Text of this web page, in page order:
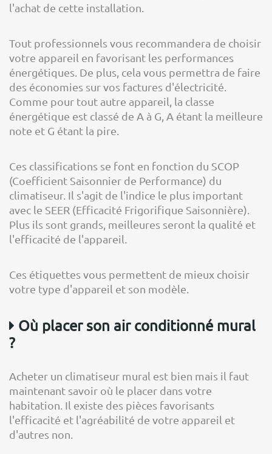
l'achat de cette installation.
Tout professionnels vous recommandera de choisir
votre appareil en favorisant les performances
énergétiques. De plus, cela vous permettra de faire
des économies sur vos factures d'électricité.
Comme pour tout autre appareil, la classe
énergétique est classé de A à G, A étant la meilleure
note et G étant la pire.
Ces classifications se font en fonction du SCOP
(Coefficient Saisonnier de Performance) du
climatiseur. Il s'agit de l'indice le plus important
avec le SEER (Efficacité Frigorifique Saisonnière).
Plus ils sont grands, meilleures seront la qualité et
l'efficacité de l'appareil.
Ces étiquettes vous permettent de mieux choisir
votre type d'appareil et son modèle.
Où placer son air conditionné mural
?
Acheter un climatiseur mural est bien mais il faut
maintenant savoir où le placer dans votre
habitation. Il existe des pièces favorisants
l'efficacité et l'agréabilité de votre appareil et
d'autres non.